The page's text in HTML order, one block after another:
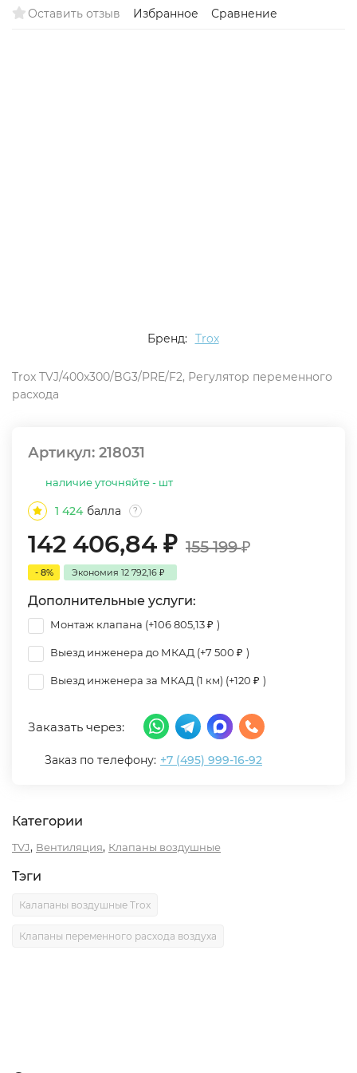
Оставить отзыв Избранное Сравнение
Бренд: Trox
Trox TVJ/400x300/BG3/PRE/F2, Регулятор переменного
расхода
Артикул: 218031
наличие уточняйте - шт
1 424 балла ?
142 406,84 ₽ 155 199₽
- 8% Экономия 12 792,16 ₽
Дополнительные услуги:
Монтаж клапана (+106 805,13₽ )
Выезд инженера до МКАД (+7 500 ₽ )
Выезд инженера за МКАД (1 км) (+120 ₽ )
Заказать через:
Заказ по телефону: +7 (495) 999-16-92
Категории
TVJ, Вентиляция, Клапаны воздушные
Тэги
Калапаны воздушные Trox
Клапаны переменного расхода воздуха